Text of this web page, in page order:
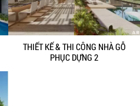
THIẾT KẾ & THI CÔNG NHÀ GỖ
PHỤC DỰNG 2